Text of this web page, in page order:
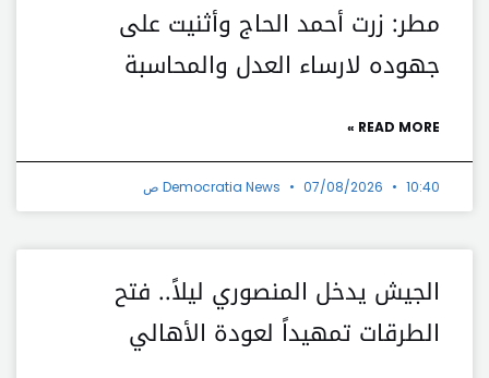
مطر: زرت أحمد الحاج وأثنيت على
جهوده لارساء العدل والمحاسبة
READ MORE »
Democratia News 07/08/2026 10:40 ص
الجيش يدخل المنصوري ليلاً.. فتح
الطرقات تمهيداً لعودة الأهالي